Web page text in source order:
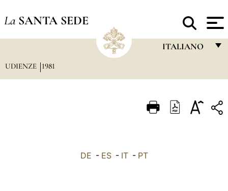
La SANTA SEDE
ITALIANO
ITALIANO
UDIENZE 1981
DE - ES- IT- PT